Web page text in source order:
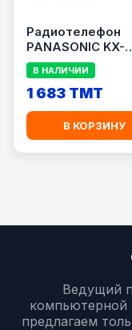
Радиотелефон
PANASONIC KX-
TGP500 B09
В НАЛИЧИИ
1 683 TMT
В КОРЗИНУ
Ведущий
компьютерной
предлагаем